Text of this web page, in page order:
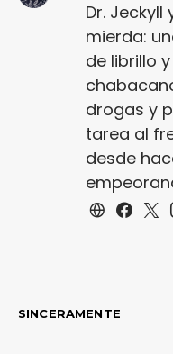
Dr. Jeckyll
mierda:
de librillo
drogas y
tarea al
desde
SINCERAMENTE